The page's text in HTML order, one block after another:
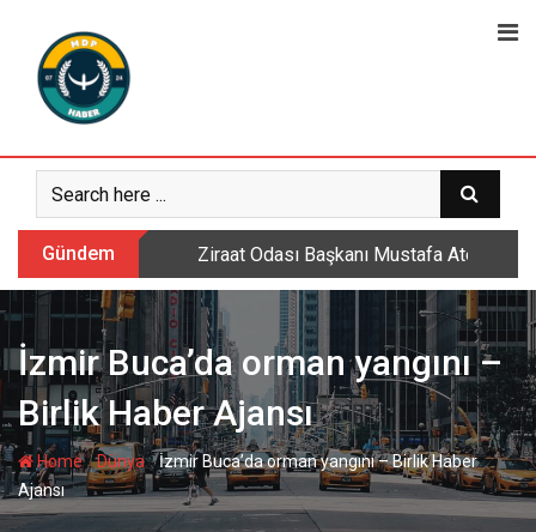
content
Gündem Sarıkamış’ta hanımlara yönelik
İzmir Buca’da orman yangını –
Birlik Haber Ajansı
Home-Dünya-İzmir Buca’da orman yangını – Birlik Haber
Ajansı